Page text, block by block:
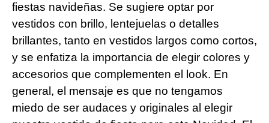
fiestas navideñas. Se sugiere optar por
vestidos con brillo, lentejuelas o detalles
brillantes, tanto en vestidos largos como cortos,
y se enfatiza la importancia de elegir colores y
accesorios que complementen el look. En
general, el mensaje es que no tengamos
miedo de ser audaces y originales al elegir